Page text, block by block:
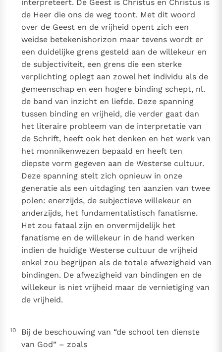
interpreteert. De Geest is Christus en Christus is
de Heer die ons de weg toont. Met dit woord
over de Geest en de vrijheid opent zich een
weidse betekenishorizon maar tevens wordt er
een duidelijke grens gesteld aan de willekeur en
de subjectiviteit, een grens die een sterke
verplichting oplegt aan zowel het individu als de
gemeenschap en een hogere binding schept, nl.
de band van inzicht en liefde. Deze spanning
tussen binding en vrijheid, die verder gaat dan
het literaire probleem van de interpretatie van
de Schrift, heeft ook het denken en het werk van
het monnikenwezen bepaald en heeft ten
diepste vorm gegeven aan de Westerse cultuur.
Deze spanning stelt zich opnieuw in onze
generatie als een uitdaging ten aanzien van twee
polen: enerzijds, de subjectieve willekeur en
anderzijds, het fundamentalistisch fanatisme.
Het zou fataal zijn en onvermijdelijk het
fanatisme en de willekeur in de hand werken
indien de huidige Westerse cultuur de vrijheid
enkel zou begrijpen als de totale afwezigheid van
bindingen. De afwezigheid van bindingen en de
willekeur is niet vrijheid maar de vernietiging van
de vrijheid.
10
Bij de beschouwing van “de school ten dienste
van God” – zoals